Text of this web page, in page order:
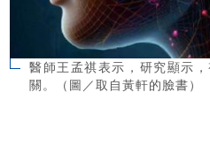
醫師王孟祺表示，研究顯示
關。（圖／取自黃軒的臉書）